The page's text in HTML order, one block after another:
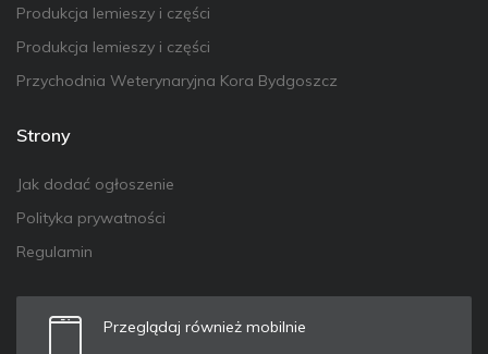
Produkcja lemieszy i części
Produkcja lemieszy i części
Przychodnia Weterynaryjna Kora Bydgoszcz
Strony
Jak dodać ogłoszenie
Polityka prywatności
Regulamin
Przeglądaj również mobilnie